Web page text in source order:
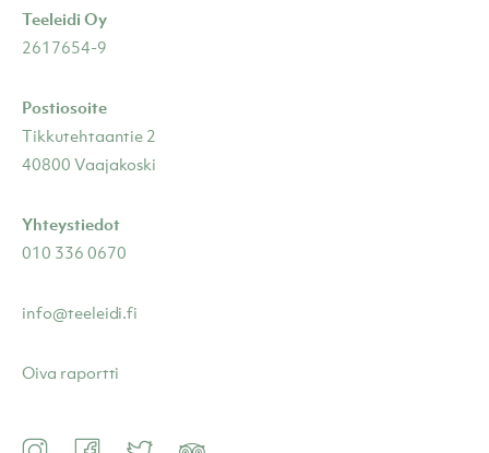
Teeleidi Oy
2617654-9
Postiosoite
Tikkutehtaantie 2
40800 Vaajakoski
Yhteystiedot
010 336 0670
info@teeleidi.fi
Oiva raportti